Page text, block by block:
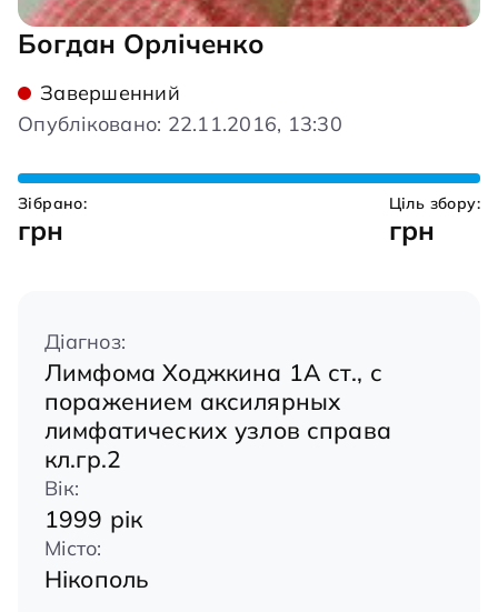
Богдан Орліченко
Завершенний
Опубліковано: 22.11.2016, 13:30
Зібрано:
грн
Ціль збору:
грн
Діагноз:
Лимфома Ходжкина 1А ст., с
поражением аксилярных
лимфатических узлов справа
кл.гр.2
Вік:
1999 рік
Місто:
Нікополь